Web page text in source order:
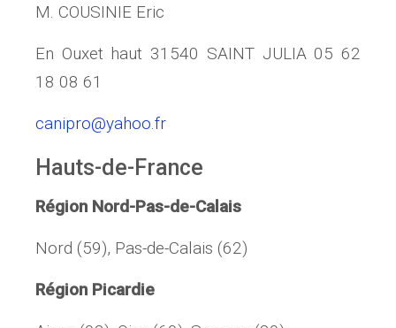
M. COUSINIE Eric
En Ouxet haut 31540 SAINT JULIA 05 62
18 08 61
canipro@yahoo.fr
Hauts-de-France
Région Nord-Pas-de-Calais
Nord (59), Pas-de-Calais (62)
Région Picardie